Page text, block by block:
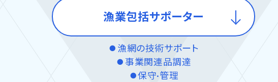
漁業包括サポーター
● 漁網の技術サポート
● 事業関連品調達
● 保守·管理